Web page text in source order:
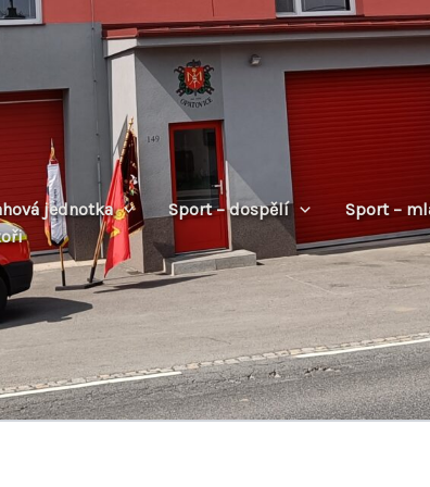
jednotka Sport – dospělí Sport –